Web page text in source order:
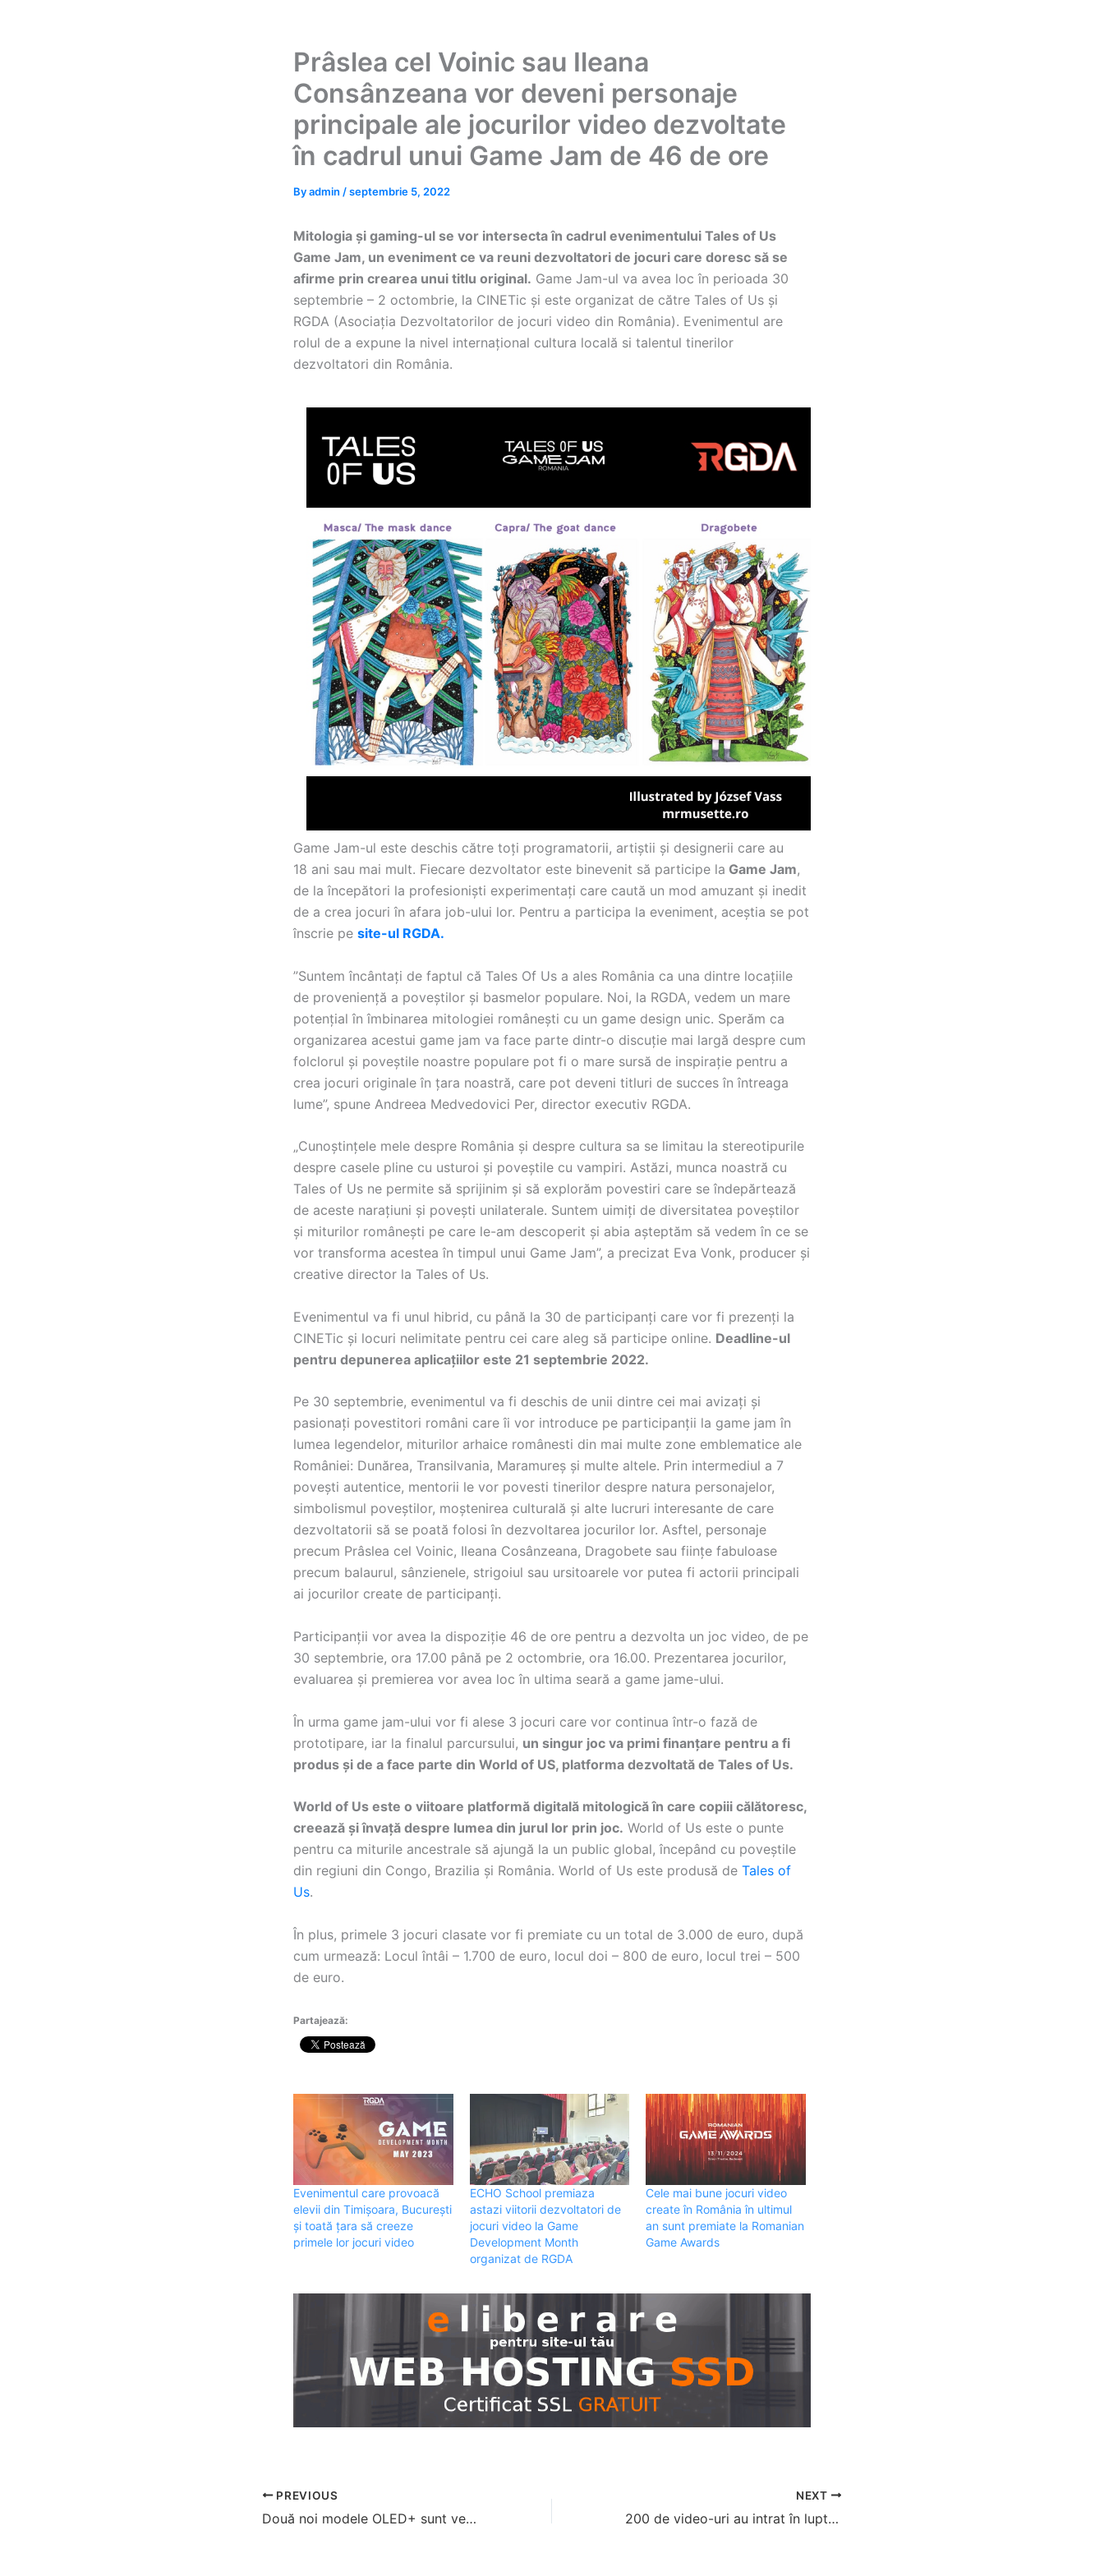
Prâslea cel Voinic sau Ileana
Consânzeana vor deveni personaje
principale ale jocurilor video dezvoltate
în cadrul unui Game Jam de 46 de ore
Byadmin /septembrie 5, 2022
Mitologia și gaming-ul se vor intersecta în cadrul evenimentului Tales of Us
Game Jam, un eveniment ce va reuni dezvoltatori de jocuri care doresc să se
afirme prin crearea unui titlu original. Game Jam-ul va avea loc în perioada 30
septembrie – 2 octombrie, la CINETic și este organizat de către Tales of Us și
RGDA (Asociația Dezvoltatorilor de jocuri video din România). Evenimentul are
rolul de a expune la nivel internațional cultura locală si talentul tinerilor
dezvoltatori din România.
Game Jam-ul este deschis către toți programatorii, artiștii și designerii care au
18 ani sau mai mult. Fiecare dezvoltator este binevenit să participe la Game Jam,
de la începători la profesioniști experimentați care caută un mod amuzant și inedit
de a crea jocuri în afara job-ului lor. Pentru a participa la eveniment, aceștia se pot
înscrie pe site-ul RGDA.
”Suntem încântați de faptul că Tales Of Us a ales România ca una dintre locațiile
de proveniență a poveștilor și basmelor populare. Noi, la RGDA, vedem un mare
potențial în îmbinarea mitologiei românești cu un game design unic. Sperăm ca
organizarea acestui game jam va face parte dintr-o discuție mai largă despre cum
folclorul și poveștile noastre populare pot fi o mare sursă de inspirație pentru a
crea jocuri originale în țara noastră, care pot deveni titluri de succes în întreaga
lume”, spune Andreea Medvedovici Per, director executiv RGDA.
„Cunoștințele mele despre România și despre cultura sa se limitau la stereotipurile
despre casele pline cu usturoi și poveștile cu vampiri. Astăzi, munca noastră cu
Tales of Us ne permite să sprijinim și să explorăm povestiri care se îndepărtează
de aceste narațiuni și povești unilaterale. Suntem uimiți de diversitatea poveștilor
și miturilor românești pe care le-am descoperit și abia așteptăm să vedem în ce se
vor transforma acestea în timpul unui Game Jam”, a precizat Eva Vonk, producer și
creative director la Tales of Us.
Evenimentul va fi unul hibrid, cu până la 30 de participanți care vor fi prezenți la
CINETic și locuri nelimitate pentru cei care aleg să participe online. Deadline-ul
pentru depunerea aplicațiilor este 21 septembrie 2022.
Pe 30 septembrie, evenimentul va fi deschis de unii dintre cei mai avizați și
pasionați povestitori români care îi vor introduce pe participanții la game jam în
lumea legendelor, miturilor arhaice românesti din mai multe zone emblematice ale
României: Dunărea, Transilvania, Maramureș și multe altele. Prin intermediul a 7
povești autentice, mentorii le vor povesti tinerilor despre natura personajelor,
simbolismul poveștilor, moștenirea culturală și alte lucruri interesante de care
dezvoltatorii să se poată folosi în dezvoltarea jocurilor lor. Asftel, personaje
precum Prâslea cel Voinic, Ileana Cosânzeana, Dragobete sau ființe fabuloase
precum balaurul, sânzienele, strigoiul sau ursitoarele vor putea fi actorii principali
ai jocurilor create de participanți.
Participanții vor avea la dispoziție 46 de ore pentru a dezvolta un joc video, de pe
30 septembrie, ora 17.00 până pe 2 octombrie, ora 16.00. Prezentarea jocurilor,
evaluarea și premierea vor avea loc în ultima seară a game jame-ului.
În urma game jam-ului vor fi alese 3 jocuri care vor continua într-o fază de
prototipare, iar la finalul parcursului, un singur joc va primi finanțare pentru a fi
produs și de a face parte din World of US, platforma dezvoltată de Tales of Us.
World of Us este o viitoare platformă digitală mitologică în care copiii călătoresc,
creează și învață despre lumea din jurul lor prin joc. World of Us este o punte
pentru ca miturile ancestrale să ajungă la un public global, începând cu poveștile
din regiuni din Congo, Brazilia și România. World of Us este produsă de Tales of
Us.
În plus, primele 3 jocuri clasate vor fi premiate cu un total de 3.000 de euro, după
cum urmează: Locul întâi – 1.700 de euro, locul doi – 800 de euro, locul trei – 500
de euro.
Partajează:
Evenimentul care provoacă
elevii din Timișoara, București
și toată țara să creeze
primele lor jocuri video
ECHO School premiaza
astazi viitorii dezvoltatori de
jocuri video la Game
Development Month
organizat de RGDA
Cele mai bune jocuri video
create în România în ultimul
an sunt premiate la Romanian
Game Awards
PREVIOUS
Două noi modele OLED+ sunt vedetele gamei de televizoare Philips Ambilight din 2022
NEXT
200 de video-uri au intrat în luptă pentru premiile Gaming Video Awards